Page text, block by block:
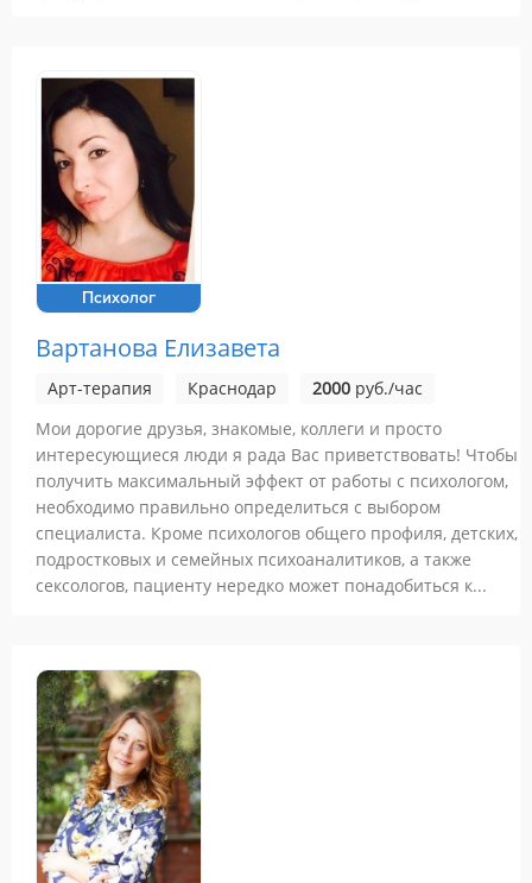
Психолог
Вартанова Елизавета
Арт-терапия Краснодар 2000 руб./час
Мои дорогие друзья, знакомые, коллеги и просто
интересующиеся люди я рада Вас приветствовать! Чтобы
получить максимальный эффект от работы с психологом,
необходимо правильно определиться с выбором
специалиста. Кроме психологов общего профиля, детских,
подростковых и семейных психоаналитиков, а также
сексологов, пациенту нередко может понадобиться к...